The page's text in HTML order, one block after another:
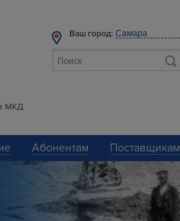
МКД
Ваш город:
Абонентам Поставщикам